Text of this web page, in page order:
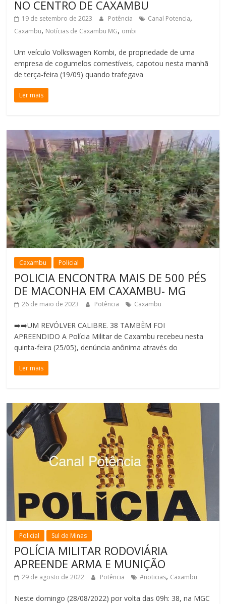
NO CENTRO DE CAXAMBU
19 de setembro de 2023 Potência Canal Potencia,
Caxambu, Notícias de Caxambu MG, ombi
Um veículo Volkswagen Kombi, de propriedade de uma
empresa de cogumelos comestíveis, capotou nesta manhã
de terça-feira (19/09) quando trafegava
Ler mais
Caxambu Policial
POLICIA ENCONTRA MAIS DE 500 PÉS
DE MACONHA EM CAXAMBU- MG
26 de maio de 2023 Potência Caxambu
➡️➡️UM REVÓLVER CALIBRE. 38 TAMBÈM FOI
APREENDIDO A Polícia Militar de Caxambu recebeu nesta
quinta-feira (25/05), denúncia anônima através do
Ler mais
Policial Sul de Minas
POLÍCIA MILITAR RODOVIÁRIA
APREENDE ARMA E MUNIÇÃO
29 de agosto de 2022 Potência #noticias, Caxambu
Neste domingo (28/08/2022) por volta das 09h: 38, na MGC